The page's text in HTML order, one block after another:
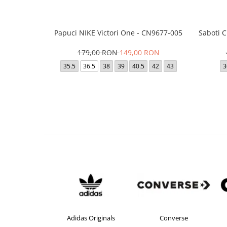
Papuci NIKE Victori One - CN9677-005
179,00 RON149,00 RON
35.5 36.5 38 39 40.5 42 43
Saboti
Adidas Originals Converse